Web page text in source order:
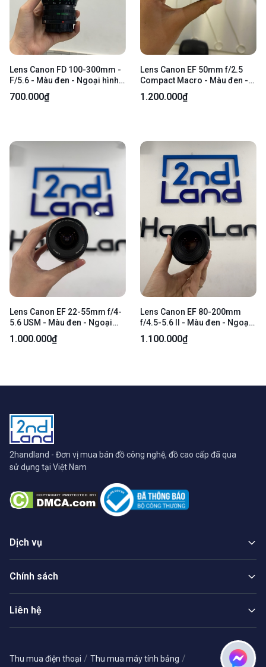
Lens Canon FD 100-300mm -
F/5.6 - Màu đen - Ngoại hình:
98% - Body
700.000₫
Lens Canon EF 50mm f/2.5
Compact Macro - Màu đen -
Ngoại hình: 97% - Bụi trong -
Body
1.200.000₫
Lens Canon EF 22-55mm f/4-
5.6 USM - Màu đen - Ngoại
hình 97% - Trầy, bụi trong
nhiều , đục lens , vỏ trầy nhiều
1.000.000₫
Lens Canon EF 80-200mm
f/4.5-5.6 II - Màu đen - Ngoại
hình 97% - Trầy , đục lens , vỏ
trầy - Kèm 1 cap
1.100.000₫
2handland - Đơn vị mua bán đồ công nghệ, đồ cao cấp đã qua
sử dụng tại Việt Nam
Dịch vụ
Chính sách
Liên hệ
Thu mua điện thoại / Thu mua máy tính bảng /